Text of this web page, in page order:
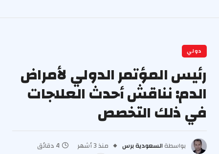
دولي
رئيس المؤتمر الدولي لأمراض
الدم: نناقش أحدث العلاجات
في ذلك التخصص
بواسطة السعودية برس منذ 3 أشهر
4 دقائق